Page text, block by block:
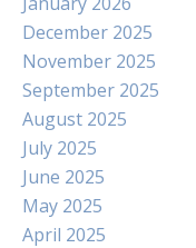
December 2025
November 2025
September 2025
August 2025
July 2025
June 2025
May 2025
April 2025